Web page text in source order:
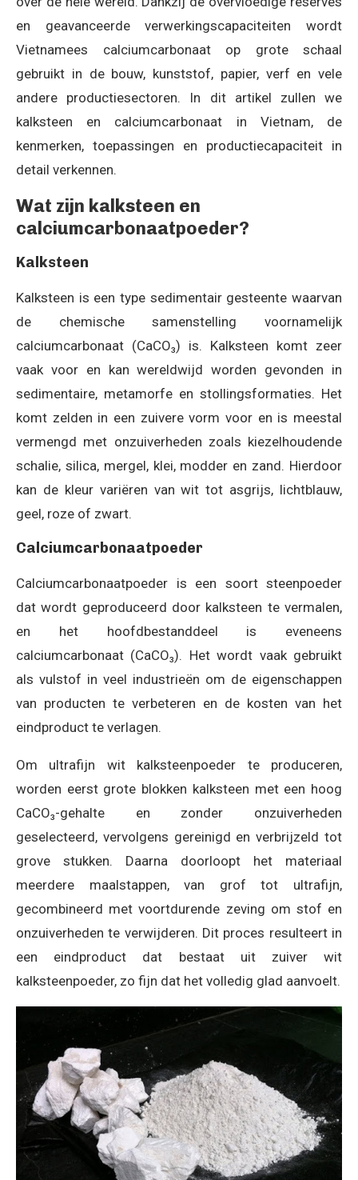
en geavanceerde verwerkingscapaciteiten wordt
Vietnamees calciumcarbonaat op grote schaal
gebruikt in de bouw, kunststof, papier, verf en vele
andere productiesectoren. In dit artikel zullen we
kalksteen en calciumcarbonaat in Vietnam, de
kenmerken, toepassingen en productiecapaciteit in
detail verkennen.
Wat zijn kalksteen en
calciumcarbonaatpoeder?
Kalksteen
Kalksteen is een type sedimentair gesteente waarvan
de chemische samenstelling voornamelijk
calciumcarbonaat (CaCO₃) is. Kalksteen komt zeer
vaak voor en kan wereldwijd worden gevonden in
sedimentaire, metamorfe en stollingsformaties. Het
komt zelden in een zuivere vorm voor en is meestal
vermengd met onzuiverheden zoals kiezelhoudende
schalie, silica, mergel, klei, modder en zand. Hierdoor
kan de kleur variëren van wit tot asgrijs, lichtblauw,
geel, roze of zwart.
Calciumcarbonaatpoeder
Calciumcarbonaatpoeder is een soort steenpoeder
dat wordt geproduceerd door kalksteen te vermalen,
en het hoofdbestanddeel is eveneens
calciumcarbonaat (CaCO₃). Het wordt vaak gebruikt
als vulstof in veel industrieën om de eigenschappen
van producten te verbeteren en de kosten van het
eindproduct te verlagen.
Om ultrafijn wit kalksteenpoeder te produceren,
worden eerst grote blokken kalksteen met een hoog
CaCO₃-gehalte en zonder onzuiverheden
geselecteerd, vervolgens gereinigd en verbrijzeld tot
grove stukken. Daarna doorloopt het materiaal
meerdere maalstappen, van grof tot ultrafijn,
gecombineerd met voortdurende zeving om stof en
onzuiverheden te verwijderen. Dit proces resulteert in
een eindproduct dat bestaat uit zuiver wit
kalksteenpoeder, zo fijn dat het volledig glad aanvoelt.